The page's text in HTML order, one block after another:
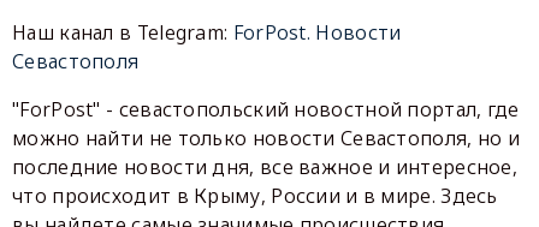
Наш канал в Telegram: ForPost. Новости
Севастополя
"ForPost" - севастопольский новостной портал, где
можно найти не только новости Севастополя, но и
последние новости дня, все важное и интересное,
что происходит в Крыму, России и в мире. Здесь